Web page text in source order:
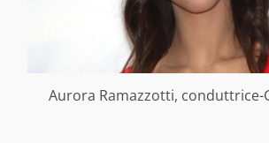
Aurora Ramazzotti, conduttrice-